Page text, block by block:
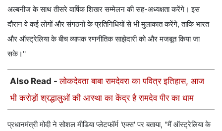
अल्बनीज के साथ तीसरे वार्षिक शिखर सम्मेलन की सह-अध्यक्षता करेंगे। इस
दौरान वे कई लोगों और संगठनों के प्रतिनिधियों से भी मुलाकात करेंगे, ताकि भारत
और ऑस्ट्रेलिया के बीच व्यापक रणनीतिक साझेदारी को और मजबूत किया जा
सके।''
Also Read -लोकदेवता बाबा रामदेवरा का पवित्र इतिहास, आज
भी करोड़ों श्रद्धालुओं की आस्था का केंद्र है रामदेव पीर का धाम
प्रधानमंत्री मोदी ने सोशल मीड‍िया प्‍लेटफॉर्म 'एक्‍स' पर बताया, ''मैं ऑस्ट्रेलिया के